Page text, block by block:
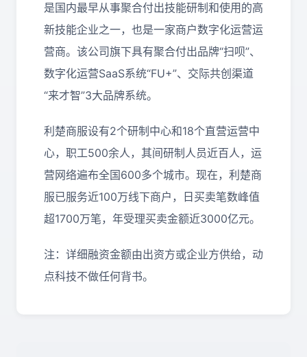
是国内最早从事聚合付出技能研制和使用的高
新技能企业之一，也是一家商户数字化运营运
营商。该公司旗下具有聚合付出品牌“扫呗”、
数字化运营SaaS系统“FU+”、交际共创渠道
“来才智”3大品牌系统。
利楚商服设有2个研制中心和18个直营运营中
心，职工500余人，其间研制人员近百人，运
营网络遍布全国600多个城市。现在，利楚商
服已服务近100万线下商户，日买卖笔数峰值
超1700万笔，年受理买卖金额近3000亿元。
注：详细融资金额由出资方或企业方供给，动
点科技不做任何背书。